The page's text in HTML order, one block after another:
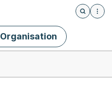
Öffnet
Organisation